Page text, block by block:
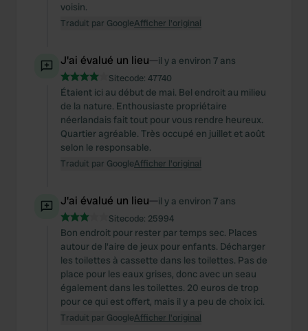
voisin.
Traduit par GoogleAfficher l'original
J'ai évalué un lieu—il y a environ 7 ans
Sitecode: 47740
Étaient ici au début de mai. Bel endroit au milieu
de la nature. Enthousiaste propriétaire
néerlandais fait tout pour vous rendre heureux.
Quartier agréable. Très occupé en juillet et août
selon le responsable.
Traduit par GoogleAfficher l'original
J'ai évalué un lieu—il y a environ 7 ans
Sitecode: 25994
Bon endroit pour rester par temps sec. Places
autour de l'aire de jeux pour enfants. Décharger
les toilettes à cassette dans les toilettes. Pas de
place pour les eaux grises, donc avec un seau
également dans les toilettes. 20 euros de trop
pour ce qui est offert, mais il y a peu de choix ici.
Traduit par GoogleAfficher l'original